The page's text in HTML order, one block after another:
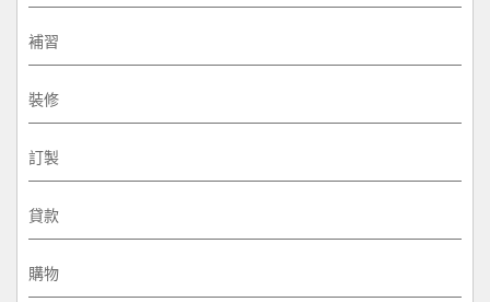
補習
裝修
訂製
貸款
購物